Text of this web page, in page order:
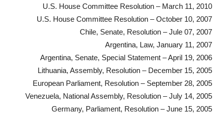
U.S. House Committee Resolution – March 11, 2010
U.S. House Committee Resolution – October 10, 2007
Chile, Senate, Resolution – Jule 07, 2007
Argentina, Law, January 11, 2007
Argentina, Senate, Special Statement – April 19, 2006
Lithuania, Assembly, Resolution – December 15, 2005
European Parliament, Resolution – September 28, 2005
Venezuela, National Assembly, Resolution – July 14, 2005
Germany, Parliament, Resolution – June 15, 2005